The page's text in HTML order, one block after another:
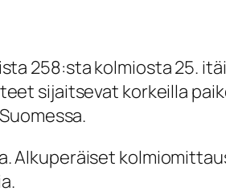
258:sta kolmiosta 25.
sijaitsevat korkeilla
Alkuperäiset